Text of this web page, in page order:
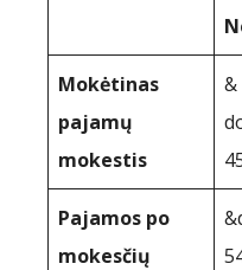
Mokėtinas
pajamų
mokestis
&
Pajamos po
mokesčių